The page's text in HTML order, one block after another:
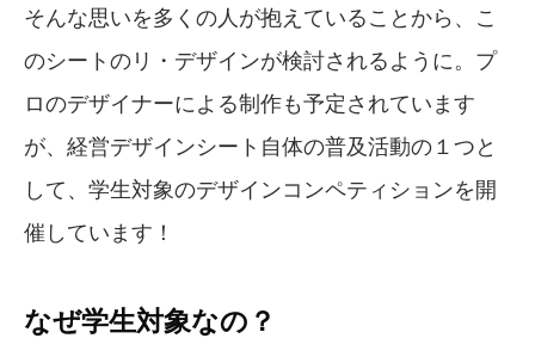
そんな思いを多くの人が抱えていることから、こ
のシートのリ・デザインが検討されるように。プ
ロのデザイナーによる制作も予定されています
が、経営デザインシート自体の普及活動の１つと
して、学生対象のデザインコンペティションを開
催しています！
なぜ学生対象なの？